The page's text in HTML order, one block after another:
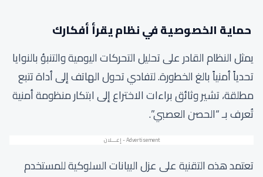
حماية الخصوصية في نظام يقرأ أفكارك
يمثل النظام القادر على تحليل التحركات اليومية والتنبؤ بالنوايا
تحدياً أمنياً بالغ الخطورة. لتفادي تحول الهاتف إلى أداة تتبع
مطلقة، تشير وثائق براءات الاختراع إلى ابتكار منظومة أمنية
تُعرف بـ “الحصن العصبي”.
تعتمد هذه التقنية على عزل البيانات السلوكية للمستخدم